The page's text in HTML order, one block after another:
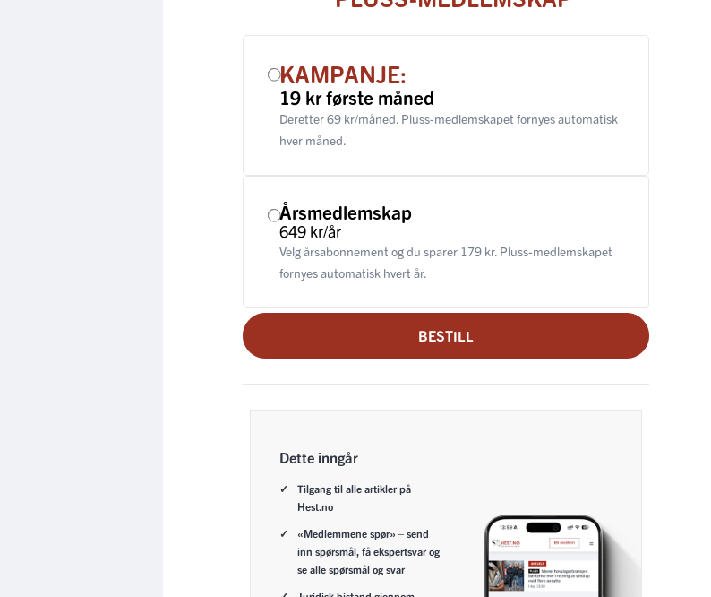
KAMPANJE:
19 kr første måned
Deretter 69 kr/måned. Pluss-medlemskapet fornyes automatisk
hver måned.
Årsmedlemskap
649 kr/år
Velg årsabonnement og du sparer 179 kr. Pluss-medlemskapet
fornyes automatisk hvert år.
BESTILL
Dette inngår
Tilgang til alle artikler på
Hest.no
«Medlemmene spør» – send
inn spørsmål, få ekspertsvar og
se alle spørsmål og svar